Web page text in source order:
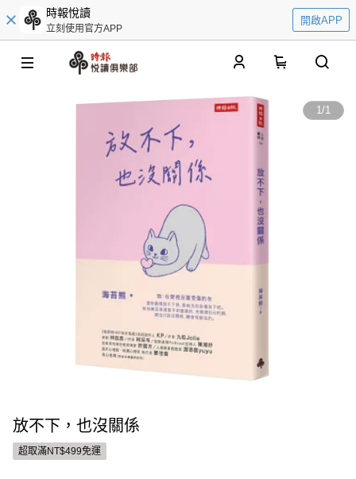
時報悅讀
立刻使用官方APP
開啟APP
1/1
放不下，也沒關係
超取滿NT$499免運